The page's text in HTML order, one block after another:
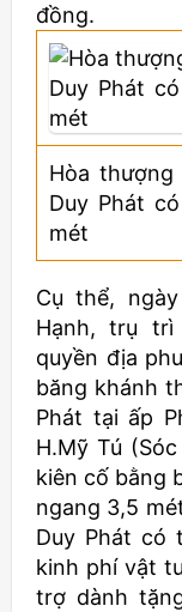
đồng.
Hòa thượng
Duy Phát
mét
Cụ thể,
Hạnh, trụ trì
quyền địa
băng khánh
Phát tại ấp
H.Mỹ Tú
kiên cố bằng
ngang 3,5
Duy Phát có
kinh phí vật
trợ dành